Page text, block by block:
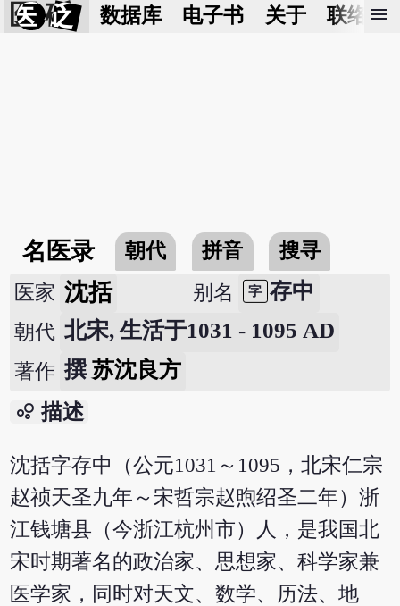
医 砭 数据库 电子书 关于 联络我
menu
名医录 朝代 拼音
搜寻
医家 沈括 别名 字 存中
朝代 北宋, 生活于1031 - 1095 AD
著作 撰苏沈良方
bubble_chart 描述
沈括字存中（公元1031～1095，北宋仁宗
赵祯天圣九年～宋哲宗赵煦绍圣二年）浙
江钱塘县（今浙江杭州市）人，是我国北
宋时期著名的政治家、思想家、科学家兼
医学家，同时对天文、数学、历法、地